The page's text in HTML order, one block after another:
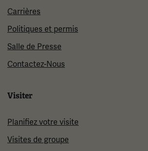
Carrières
Politiques et permis
Salle de Presse
Contactez-Nous
Visiter
Planifiez votre visite
Visites de groupe